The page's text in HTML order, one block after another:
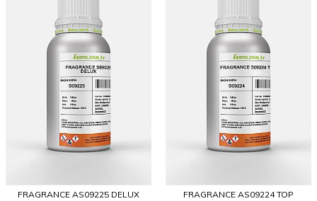
FRAGRANCE AS09225 DELUX FRAGRANCE AS09224 TOP